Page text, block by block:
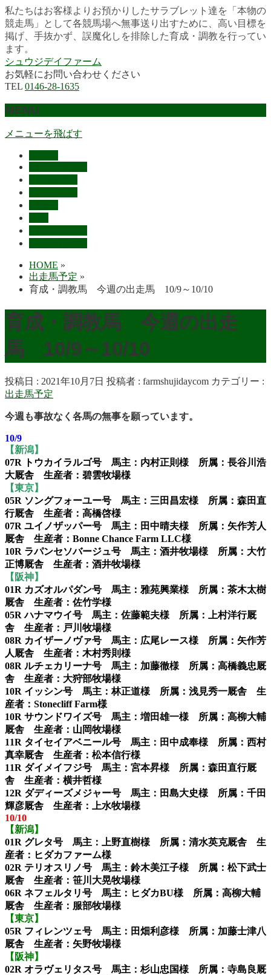
私たちはお客様よりお預かりしたサラブレット達を「本物の
競走馬」として各競馬場へ無事送り出すために、高い目標を
掲げ、手抜かず、誤魔化しを排除した育成・調教を行ってい
ます。
シュウジデイファーム
お気軽にお問い合わせください
TEL 0146-28-1635
MENU
メニューを飛ばす
HOME »
出走馬予定 »
育成・調教馬 今週の出走馬 10/9～10/10
育成・調教馬 今週の出走
馬 10/9～10/10
投稿日 : 2021年10月7日 投稿者 : farmshujidaycom カテゴリー :
出走馬予定
今週も事故なく各馬の無事を願っています。
10/9
【新潟】
07R トウカイラルゴ号 馬主：内村正則様 所属：長谷川浩
大厩舎 生産者：碧雲牧場様
【東京】
05R ソングフォーユー号 馬主：三田昌宏様 所属：森田直
行厩舎 生産者：高橋啓様
07R ユイノザッパー号 馬主：田中晴夫様 所属：矢作芳人
厩舎 生産者：Bonne Chance Farm LLC様
10R ラパンセソバージュ号 馬主：酒井牧場様 所属：大竹
正博厩舎 生産者：酒井牧場様
【阪神】
01R カズオルパダン号 馬主：雅苑興業様 所属：茶木太樹
厩舎 生産者：佐竹学様
05R ハナマウイ号 馬主：佐藤範夫様 所属：上村洋行厩
舎 生産者：戸川牧場様
08R カイザーノヴァ号 馬主：広尾レース様 所属：矢作芳
人厩舎 生産者：木村秀則様
08R ルチェカリーナ号 馬主：加藤徹様 所属：高橋義忠厩
舎 生産者：大狩部牧場様
10R イッシン号 馬主：林正道様 所属：浅見秀一厩舎 生
産者：Stonecliff Farm様
10R サウンドワイズ号 馬主：増田雄一様 所属：高柳大輔
厩舎 生産者：山岡牧場様
11R タイセイアベニール号 馬主：田中成奉様 所属：西村
真幸厩舎 生産者：松本信行様
11R ダイメイフジ号 馬主：宮本昇様 所属：森田直行厩
舎 生産者：横井哲様
12R ダディーズメジャー号 馬主：田島大史様 所属：千田
輝彦厩舎 生産者：上水牧場様
10/10
【新潟】
01R グレタ号 馬主：上野直樹様 所属：清水英克厩舎 生
産者：ヒダカファーム様
02R テリオスリノ号 馬主：鈴木美江子様 所属：松下武士
厩舎 生産者：笹川大晃牧場様
06R ネフェルタリ号 馬主：ヒダカBU様 所属：高柳大輔
厩舎 生産者：服部牧場様
【東京】
05R フィレンツェ号 馬主：田畑利彦様 所属：加藤士津八
厩舎 生産者：矢野牧場様
【阪神】
02R オラヴェリタス号 馬主：杉山忠国様 所属：寺島良厩